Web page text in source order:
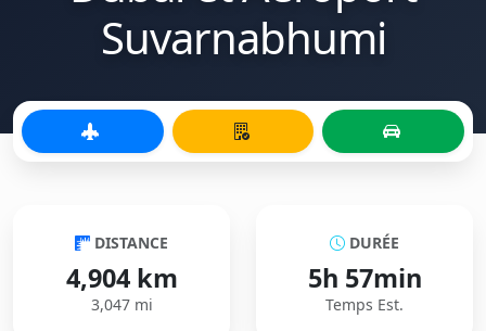
Suvarnabhumi
DISTANCE
4,904 km
3,047 mi
DURÉE
5h 57min
Temps Est.